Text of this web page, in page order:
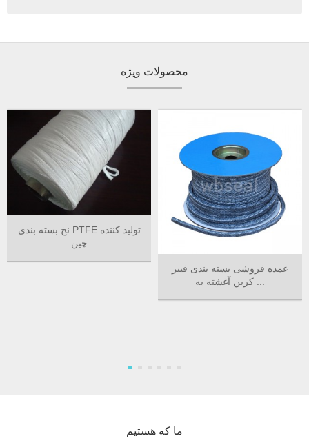
محصولات ویژه
نخ بسته بندی PTFE تولید کننده
چین
عمده فروشی بسته بندی فیبر
ما که هستیم